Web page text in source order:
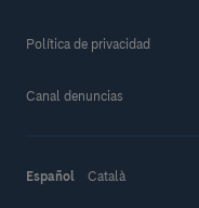
Política de privacidad
Canal denuncias
Español Català